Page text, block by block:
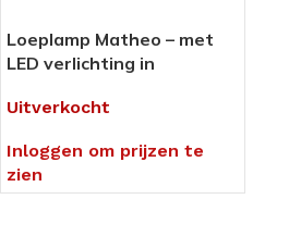
Loeplamp Matheo – met
LED verlichting in
– 5 dioptrie
Uitverkocht
Inloggen om prijzen te
zien